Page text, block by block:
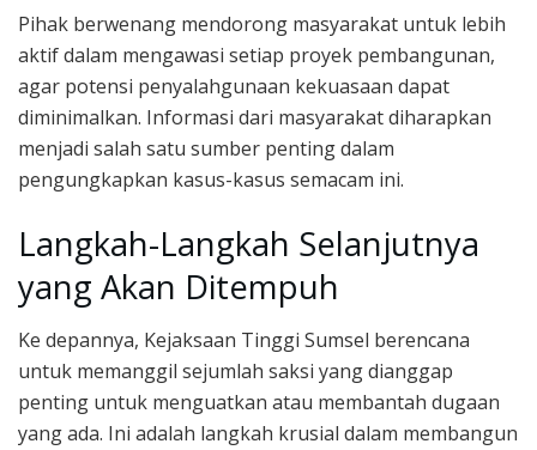
Pihak berwenang mendorong masyarakat untuk lebih
aktif dalam mengawasi setiap proyek pembangunan,
agar potensi penyalahgunaan kekuasaan dapat
diminimalkan. Informasi dari masyarakat diharapkan
menjadi salah satu sumber penting dalam
pengungkapkan kasus-kasus semacam ini.
Langkah-Langkah Selanjutnya
yang Akan Ditempuh
Ke depannya, Kejaksaan Tinggi Sumsel berencana
untuk memanggil sejumlah saksi yang dianggap
penting untuk menguatkan atau membantah dugaan
yang ada. Ini adalah langkah krusial dalam membangun